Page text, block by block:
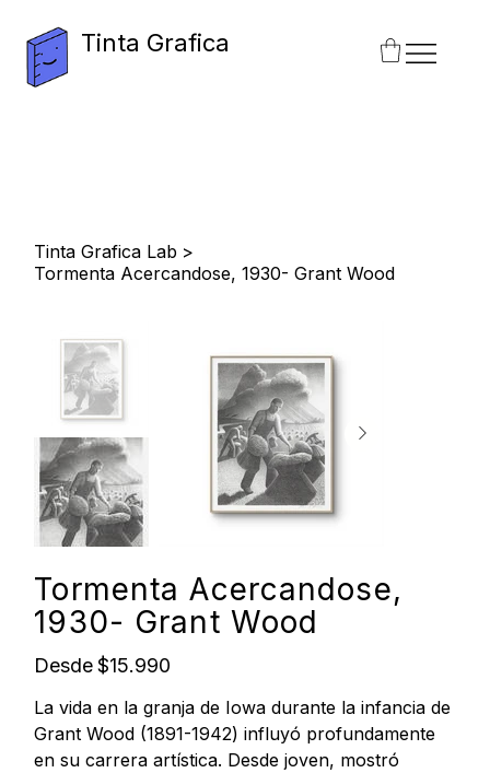
Tinta Grafica
Tinta Grafica Lab >
Tormenta Acercandose, 1930- Grant Wood
Tormenta Acercandose,
1930- Grant Wood
Desde Precio
$15.990
La vida en la granja de Iowa durante la infancia de
Grant Wood (1891-1942) influyó profundamente
en su carrera artística. Desde joven, mostró